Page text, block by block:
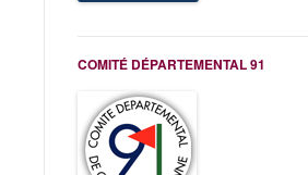
COMITÉ DÉPARTEMENTAL 91